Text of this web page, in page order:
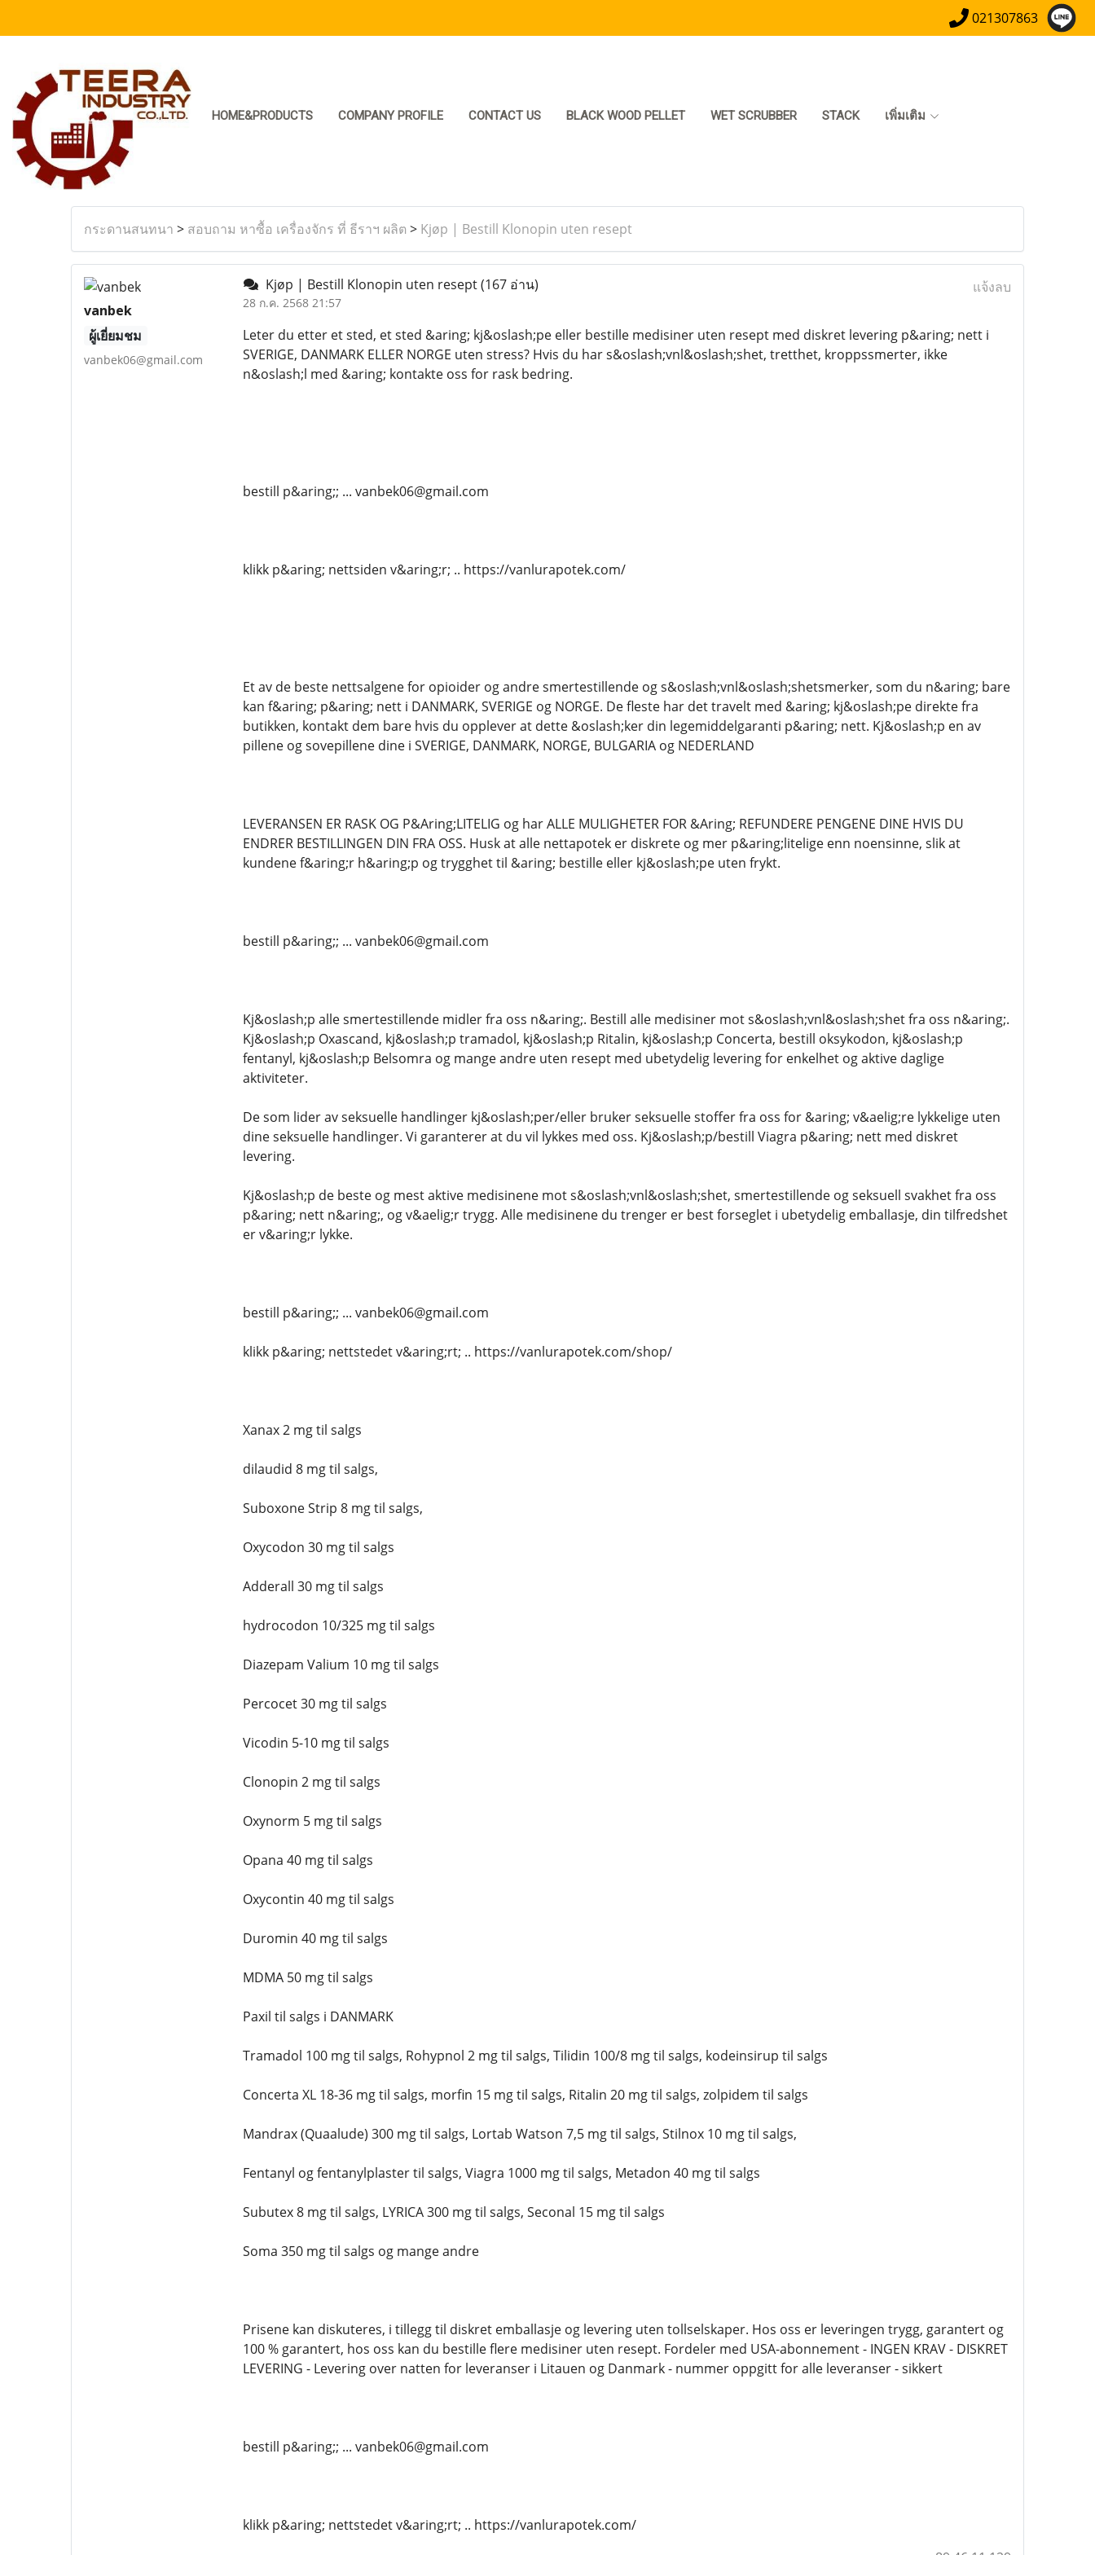
021307863
HOME&PRODUCTS COMPANY PROFILE CONTACT US BLACK WOOD PELLET WET SCRUBBER STACK เพิ่มเติม
กระดานสนทนา > สอบถาม หาซื้อ เครื่องจักร ที่ ธีราฯ ผลิต > Kjøp | Bestill Klonopin uten resept
vanbek
ผู้เยี่ยมชม
vanbek06@gmail.com
Kjøp | Bestill Klonopin uten resept(167 อ่าน)
28 ก.ค. 2568 21:57
แจ้งลบ
Leter du etter et sted, et sted &aring; kj&oslash;pe eller bestille medisiner uten resept med diskret levering p&aring; nett i
SVERIGE, DANMARK ELLER NORGE uten stress? Hvis du har s&oslash;vnl&oslash;shet, tretthet, kroppssmerter, ikke
n&oslash;l med &aring; kontakte oss for rask bedring.
bestill p&aring;; ... vanbek06@gmail.com
klikk p&aring; nettsiden v&aring;r; .. https://vanlurapotek.com/
Et av de beste nettsalgene for opioider og andre smertestillende og s&oslash;vnl&oslash;shetsmerker, som du n&aring; bare
kan f&aring; p&aring; nett i DANMARK, SVERIGE og NORGE. De fleste har det travelt med &aring; kj&oslash;pe direkte fra
butikken, kontakt dem bare hvis du opplever at dette &oslash;ker din legemiddelgaranti p&aring; nett. Kj&oslash;p en av
pillene og sovepillene dine i SVERIGE, DANMARK, NORGE, BULGARIA og NEDERLAND
LEVERANSEN ER RASK OG P&Aring;LITELIG og har ALLE MULIGHETER FOR &Aring; REFUNDERE PENGENE DINE HVIS DU
ENDRER BESTILLINGEN DIN FRA OSS. Husk at alle nettapotek er diskrete og mer p&aring;litelige enn noensinne, slik at
kundene f&aring;r h&aring;p og trygghet til &aring; bestille eller kj&oslash;pe uten frykt.
bestill p&aring;; ... vanbek06@gmail.com
Kj&oslash;p alle smertestillende midler fra oss n&aring;. Bestill alle medisiner mot s&oslash;vnl&oslash;shet fra oss n&aring;.
Kj&oslash;p Oxascand, kj&oslash;p tramadol, kj&oslash;p Ritalin, kj&oslash;p Concerta, bestill oksykodon, kj&oslash;p
fentanyl, kj&oslash;p Belsomra og mange andre uten resept med ubetydelig levering for enkelhet og aktive daglige
aktiviteter.
De som lider av seksuelle handlinger kj&oslash;per/eller bruker seksuelle stoffer fra oss for &aring; v&aelig;re lykkelige uten
dine seksuelle handlinger. Vi garanterer at du vil lykkes med oss. Kj&oslash;p/bestill Viagra p&aring; nett med diskret
levering.
Kj&oslash;p de beste og mest aktive medisinene mot s&oslash;vnl&oslash;shet, smertestillende og seksuell svakhet fra oss
p&aring; nett n&aring;, og v&aelig;r trygg. Alle medisinene du trenger er best forseglet i ubetydelig emballasje, din tilfredshet
er v&aring;r lykke.
bestill p&aring;; ... vanbek06@gmail.com
klikk p&aring; nettstedet v&aring;rt; .. https://vanlurapotek.com/shop/
Xanax 2 mg til salgs
dilaudid 8 mg til salgs,
Suboxone Strip 8 mg til salgs,
Oxycodon 30 mg til salgs
Adderall 30 mg til salgs
hydrocodon 10/325 mg til salgs
Diazepam Valium 10 mg til salgs
Percocet 30 mg til salgs
Vicodin 5-10 mg til salgs
Clonopin 2 mg til salgs
Oxynorm 5 mg til salgs
Opana 40 mg til salgs
Oxycontin 40 mg til salgs
Duromin 40 mg til salgs
MDMA 50 mg til salgs
Paxil til salgs i DANMARK
Tramadol 100 mg til salgs, Rohypnol 2 mg til salgs, Tilidin 100/8 mg til salgs, kodeinsirup til salgs
Concerta XL 18-36 mg til salgs, morfin 15 mg til salgs, Ritalin 20 mg til salgs, zolpidem til salgs
Mandrax (Quaalude) 300 mg til salgs, Lortab Watson 7,5 mg til salgs, Stilnox 10 mg til salgs,
Fentanyl og fentanylplaster til salgs, Viagra 1000 mg til salgs, Metadon 40 mg til salgs
Subutex 8 mg til salgs, LYRICA 300 mg til salgs, Seconal 15 mg til salgs
Soma 350 mg til salgs og mange andre
Prisene kan diskuteres, i tillegg til diskret emballasje og levering uten tollselskaper. Hos oss er leveringen trygg, garantert og
100 % garantert, hos oss kan du bestille flere medisiner uten resept. Fordeler med USA-abonnement - INGEN KRAV - DISKRET
LEVERING - Levering over natten for leveranser i Litauen og Danmark - nummer oppgitt for alle leveranser - sikkert
bestill p&aring;; ... vanbek06@gmail.com
klikk p&aring; nettstedet v&aring;rt; .. https://vanlurapotek.com/